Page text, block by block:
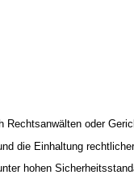
oder
die Einhaltung
hohen